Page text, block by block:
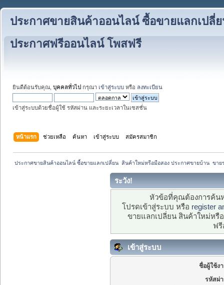
ประกาศขายสินค้าออนไลน์ ซื้อขายแลกเปลี่
ประกาศฟรีออนไลน์ โพสฟรี
ยินดีต้อนรับคุณ, บุคคลทั่วไป กรุณา เข้าสู่ระบบ หรือ ลงทะเบียน
เข้าสู่ระบบด้วยชื่อผู้ใช้ รหัสผ่าน และระยะเวลาในเซสชั่น
หน้าแรก ช่วยเหลือ ค้นหา เข้าสู่ระบบ สมัครสมาชิก
ประกาศขายสินค้าออนไลน์ ซื้อขายแลกเปลี่ยน  สินค้าใหม่หรือมือสอง ประกาศขายบ้าน  ขา
ระวัง!
หัวข้อที่คุณต้องการค้น
โปรดเข้าสู่ระบบ หรือ register
ขายแลกเปลี่ยน สินค้าใหม่หรื
ฟรี
เข้าสู่ระบบ
ชื่อผู้ใช้ง
รหัสผ่